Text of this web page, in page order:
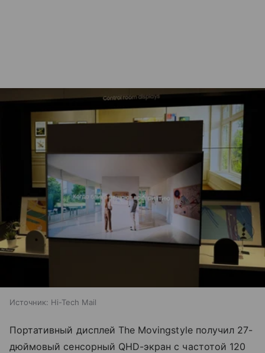
Источник: Hi-Tech Mail
Портативный дисплей The Movingstyle получил 27-
дюймовый сенсорный QHD-экран с частотой 120